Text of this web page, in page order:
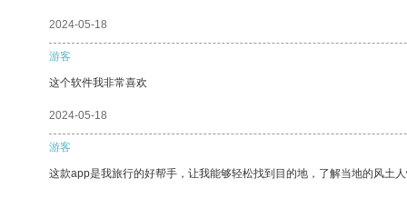
2024-05-18
游客
这个软件我非常喜欢
2024-05-18
游客
这款app是我旅行的好帮手，让我能够轻松找到目的地，了解当地的风土